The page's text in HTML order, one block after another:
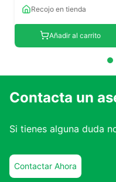
Recojo en tienda
Añadir al carrito
Contacta un
Si tienes alguna duda
Contactar Ahora